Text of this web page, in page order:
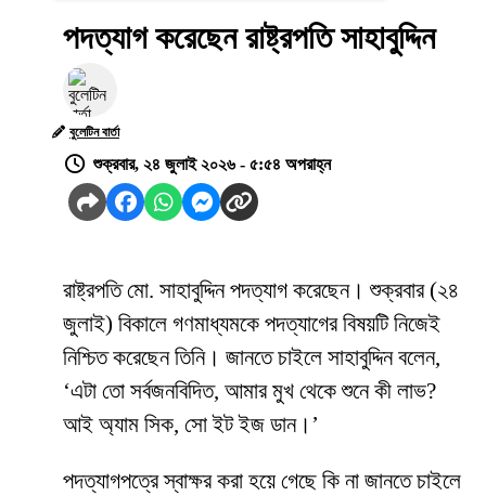
পদত্যাগ করেছেন রাষ্ট্রপতি সাহাবুদ্দিন
বুলেটিন বার্তা
শুক্রবার, ২৪ জুলাই ২০২৬ - ৫:৫৪ অপরাহ্ন
রাষ্ট্রপতি মো. সাহাবুদ্দিন পদত্যাগ করেছেন। শুক্রবার (২৪
জুলাই) বিকালে গণমাধ্যমকে পদত্যাগের বিষয়টি নিজেই
নিশ্চিত করেছেন তিনি। জানতে চাইলে সাহাবুদ্দিন বলেন,
‘এটা তো সর্বজনবিদিত, আমার মুখ থেকে শুনে কী লাভ?
আই অ্যাম সিক, সো ইট ইজ ডান।’
পদত্যাগপত্রে স্বাক্ষর করা হয়ে গেছে কি না জানতে চাইলে